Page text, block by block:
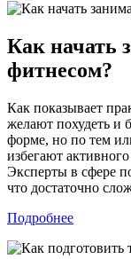
Как начать
фитнесом?
Как показывает
желают похудеть и
форме, но по тем
избегают
Эксперты в сфере
что достаточно
Подробнее